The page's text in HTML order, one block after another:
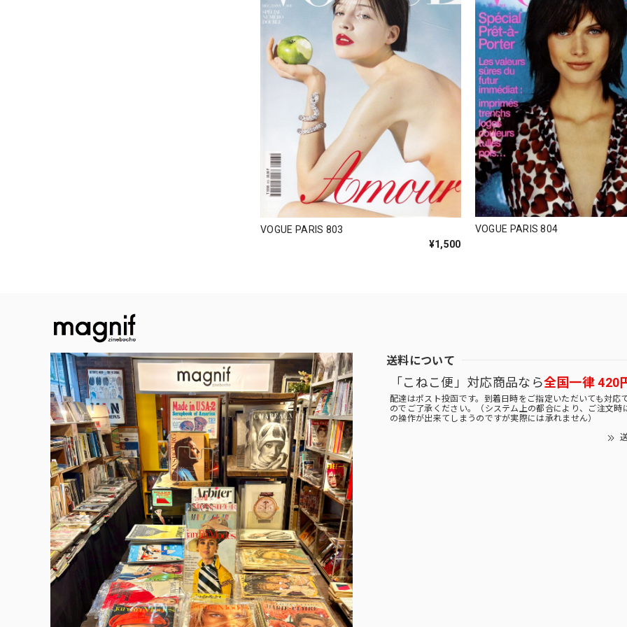
VOGUE PARIS 803
¥1,500
VOGUE PARIS 804
送料について
「こねこ便」対応商品なら全国一律 420
配達はポスト投函です。到着日時をご指定いただいても対応
のでご了承ください。（システム上の都合により、ご注文時
の操作が出来てしまうのですが実際には承れません）